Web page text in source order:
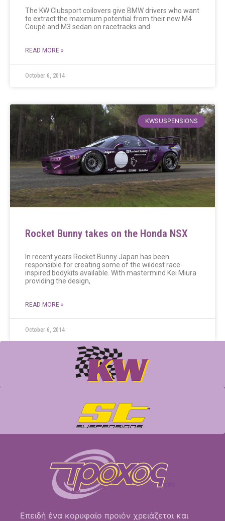
The KW Clubsport coilovers give BMW drivers who want
to extract the maximum potential from their new M4
Coupé and M3 sedan on racetracks and
READ MORE »
October 6, 2014
KWSUSPENSIONS
Rocket Bunny takes on the Honda NSX
In recent years Rocket Bunny Japan has been
responsible for creating some of the wildest race-
inspired bodykits available. With mastermind Kei Miura
providing the design,
READ MORE »
October 6, 2014
Επειδή ένα κορυφαίο προιόν χρειάζεται και